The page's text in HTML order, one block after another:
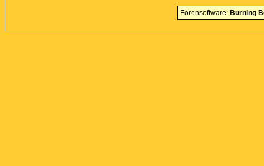
Forensoftware: Burning